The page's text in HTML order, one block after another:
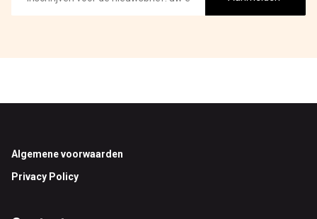
Footer
Algemene voorwaarden
Privacy Policy